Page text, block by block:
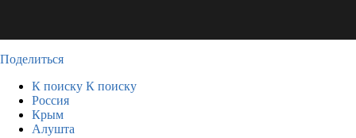
Поделиться
К поиску К поиску
Россия
Крым
Алушта